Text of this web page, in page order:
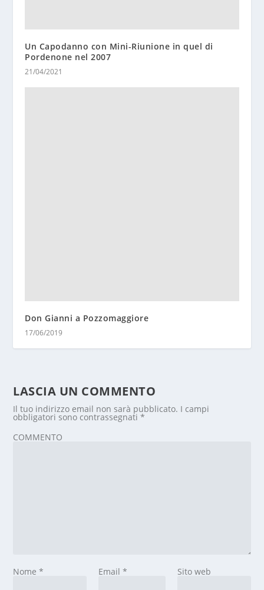
Un Capodanno con Mini-Riunione in quel di
Pordenone nel 2007
21/04/2021
Don Gianni a Pozzomaggiore
17/06/2019
LASCIA UN COMMENTO
Il tuo indirizzo email non sarà pubblicato. I campi
obbligatori sono contrassegnati*
COMMENTO
Nome* Email * Sito web